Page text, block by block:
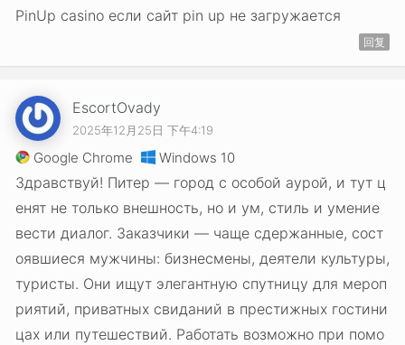
PinUp casino если сайт pin up не загружается
回复
EscortOvady
2025年12月25日 下午4:19
Google Chrome Windows 10
Здравствуй! Питер — город с особой аурой, и тут ц
енят не только внешность, но и ум, стиль и умение
вести диалог. Заказчики — чаще сдержанные, сост
оявшиеся мужчины: бизнесмены, деятели культуры,
туристы. Они ищут элегантную спутницу для мероп
риятий, приватных свиданий в престижных гостини
цах или путешествий. Работать возможно при помо